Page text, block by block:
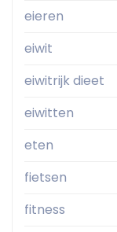
eieren
eiwit
eiwitrijk dieet
eiwitten
eten
fietsen
fitness